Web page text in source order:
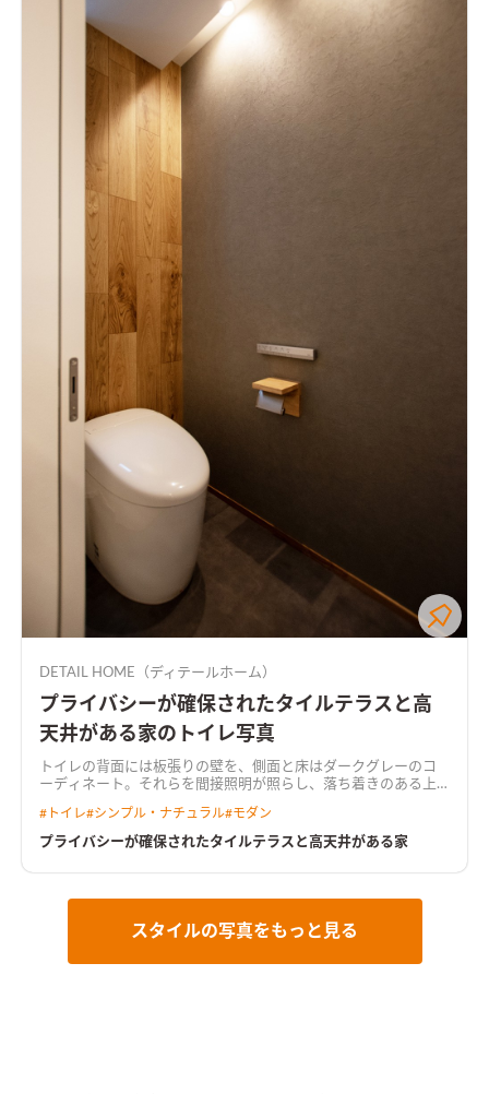
DETAIL HOME（ディテールホーム）
プライバシーが確保されたタイルテラスと高
天井がある家のトイレ写真
トイレの背面には板張りの壁を、側面と床はダークグレーのコ
ーディネート。それらを間接照明が照らし、落ち着きのある上
# トイレ#シンプル・ナチュラル#モダン
プライバシーが確保されたタイルテラスと高天井がある家
スタイルの写真をもっと見る